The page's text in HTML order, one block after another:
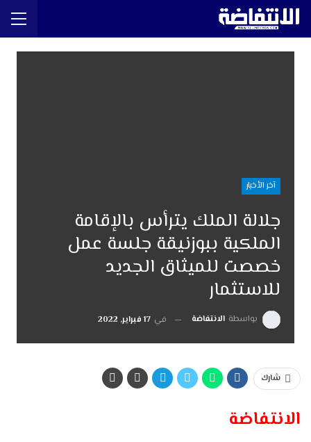
آخر الأخبار
جلالة الملك يترأس بالإقامة
الملكية ببوزنيقة جلسة عمل
خصصت للميثاق الجديد
للاستثمار
بواسطة الانتفاضة في 17 فبراير, 2022
شارك
الانتفاضة